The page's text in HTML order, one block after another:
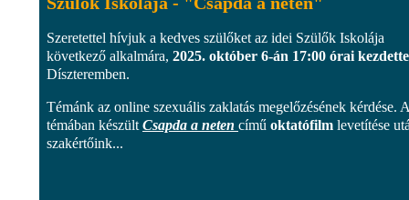
Szeretettel hívjuk a kedves szülőket az idei Szülők Iskolája
következő alkalmára, 2025. október 6-án 17:00 órai
Díszteremben.
Témánk az online szexuális zaklatás megelőzésének kérdése. A
témában készült Csapda a neten című oktatófilm levetítése
szakértőink...